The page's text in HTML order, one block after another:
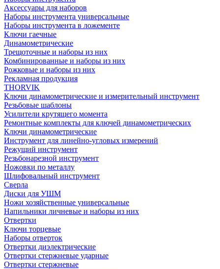
Аксессуары для наборов
Наборы инструмента универсальные
Наборы инструмента в ложементе
Ключи гаечные
Динамометрические
Трещоточные и наборы из них
Комбинированные и наборы из них
Рожковые и наборы из них
Рекламная продукция
THORVIK
Ключи динамометрические и измерительный инструмент
Резьбовые шаблоны
Усилители крутящего момента
Ремонтные комплекты для ключей динамометрических
Ключи динамометрические
Инструмент для линейно-угловых измерений
Режущий инструмент
Резьбонарезной инструмент
Ножовки по металлу
Шлифовальный инструмент
Сверла
Диски для УШМ
Ножи хозяйственные универсальные
Напильники личневые и наборы из них
Отвертки
Ключи торцевые
Наборы отверток
Отвертки диэлектрические
Отвертки стержневые ударные
Отвертки стержневые